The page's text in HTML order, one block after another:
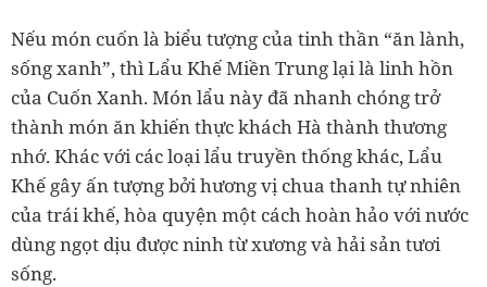
Nếu món cuốn là biểu tượng của tinh thần “ăn lành,
sống xanh”, thì Lẩu Khế Miền Trung lại là linh hồn
của Cuốn Xanh. Món lẩu này đã nhanh chóng trở
thành món ăn khiến thực khách Hà thành thương
nhớ. Khác với các loại lẩu truyền thống khác, Lẩu
Khế gây ấn tượng bởi hương vị chua thanh tự nhiên
của trái khế, hòa quyện một cách hoàn hảo với nước
dùng ngọt dịu được ninh từ xương và hải sản tươi
sống.